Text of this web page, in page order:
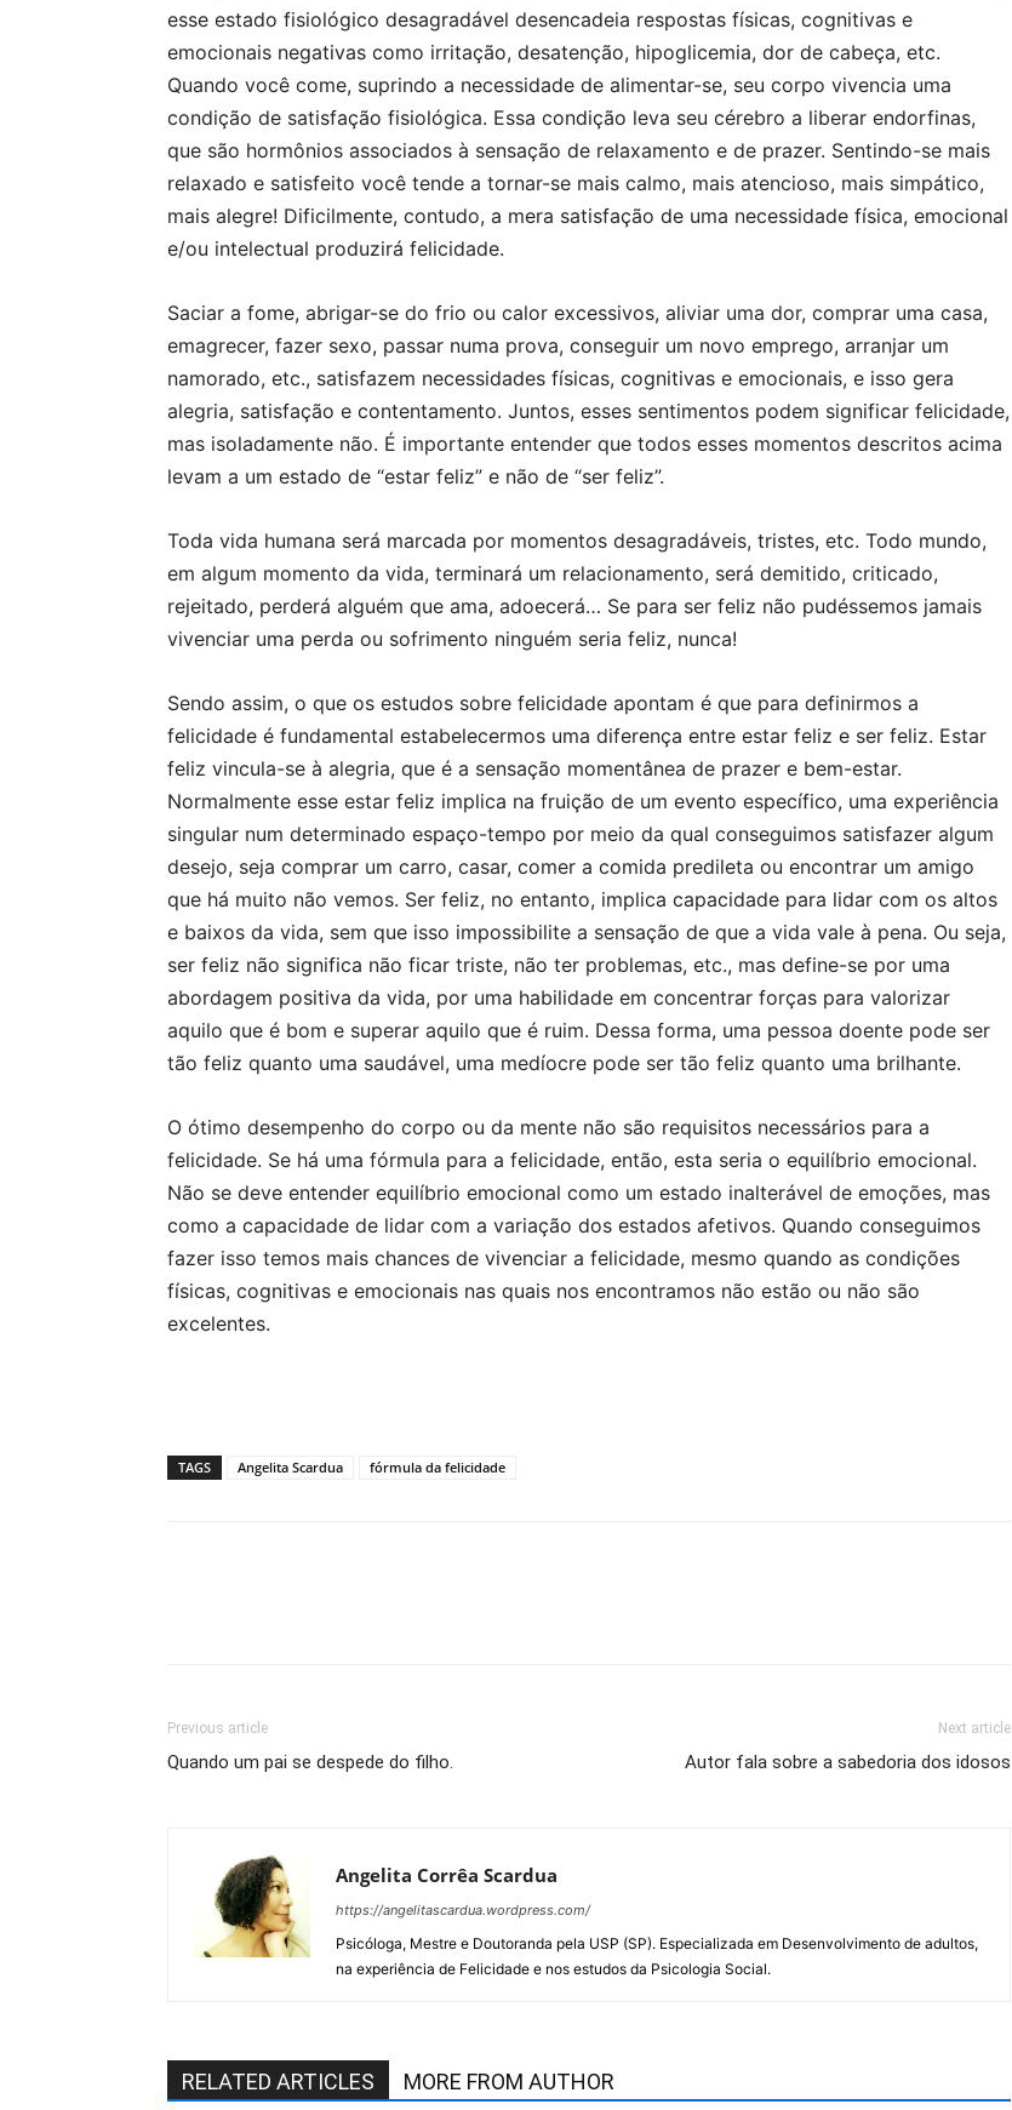
esse estado fisiológico desagradável desencadeia respostas físicas, cognitivas e
emocionais negativas como irritação, desatenção, hipoglicemia, dor de cabeça, etc.
Quando você come, suprindo a necessidade de alimentar-se, seu corpo vivencia uma
condição de satisfação fisiológica. Essa condição leva seu cérebro a liberar endorfinas,
que são hormônios associados à sensação de relaxamento e de prazer. Sentindo-se mais
relaxado e satisfeito você tende a tornar-se mais calmo, mais atencioso, mais simpático,
mais alegre! Dificilmente, contudo, a mera satisfação de uma necessidade física, emocional
e/ou intelectual produzirá felicidade.
Saciar a fome, abrigar-se do frio ou calor excessivos, aliviar uma dor, comprar uma casa,
emagrecer, fazer sexo, passar numa prova, conseguir um novo emprego, arranjar um
namorado, etc., satisfazem necessidades físicas, cognitivas e emocionais, e isso gera
alegria, satisfação e contentamento. Juntos, esses sentimentos podem significar felicidade,
mas isoladamente não. É importante entender que todos esses momentos descritos acima
levam a um estado de “estar feliz” e não de “ser feliz”.
Toda vida humana será marcada por momentos desagradáveis, tristes, etc. Todo mundo,
em algum momento da vida, terminará um relacionamento, será demitido, criticado,
rejeitado, perderá alguém que ama, adoecerá… Se para ser feliz não pudéssemos jamais
vivenciar uma perda ou sofrimento ninguém seria feliz, nunca!
Sendo assim, o que os estudos sobre felicidade apontam é que para definirmos a
felicidade é fundamental estabelecermos uma diferença entre estar feliz e ser feliz. Estar
feliz vincula-se à alegria, que é a sensação momentânea de prazer e bem-estar.
Normalmente esse estar feliz implica na fruição de um evento específico, uma experiência
singular num determinado espaço-tempo por meio da qual conseguimos satisfazer algum
desejo, seja comprar um carro, casar, comer a comida predileta ou encontrar um amigo
que há muito não vemos. Ser feliz, no entanto, implica capacidade para lidar com os altos
e baixos da vida, sem que isso impossibilite a sensação de que a vida vale à pena. Ou seja,
ser feliz não significa não ficar triste, não ter problemas, etc., mas define-se por uma
abordagem positiva da vida, por uma habilidade em concentrar forças para valorizar
aquilo que é bom e superar aquilo que é ruim. Dessa forma, uma pessoa doente pode ser
tão feliz quanto uma saudável, uma medíocre pode ser tão feliz quanto uma brilhante.
O ótimo desempenho do corpo ou da mente não são requisitos necessários para a
felicidade. Se há uma fórmula para a felicidade, então, esta seria o equilíbrio emocional.
Não se deve entender equilíbrio emocional como um estado inalterável de emoções, mas
como a capacidade de lidar com a variação dos estados afetivos. Quando conseguimos
fazer isso temos mais chances de vivenciar a felicidade, mesmo quando as condições
físicas, cognitivas e emocionais nas quais nos encontramos não estão ou não são
excelentes.
TAGS Angelita Scardua fórmula da felicidade
Previous article
Quando um pai se despede do filho.
Next article
Autor fala sobre a sabedoria dos idosos
Angelita Corrêa Scardua
https://angelitascardua.wordpress.com/
Psicóloga, Mestre e Doutoranda pela USP (SP). Especializada em Desenvolvimento de adultos,
na experiência de Felicidade e nos estudos da Psicologia Social.
RELATED ARTICLES MORE FROM AUTHOR